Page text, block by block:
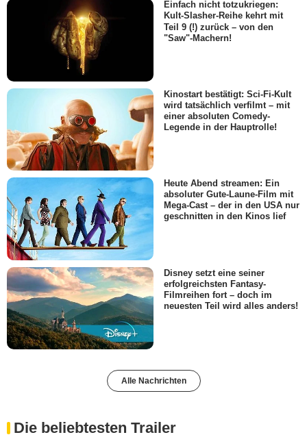
Einfach nicht totzukriegen:
Kult-Slasher-Reihe kehrt mit
Teil 9 (!) zurück – von den
"Saw"-Machern!
Kinostart bestätigt: Sci-Fi-Kult
wird tatsächlich verfilmt – mit
einer absoluten Comedy-
Legende in der Hauptrolle!
Heute Abend streamen: Ein
absoluter Gute-Laune-Film mit
Mega-Cast – der in den USA nur
geschnitten in den Kinos lief
Disney setzt eine seiner
erfolgreichsten Fantasy-
Filmreihen fort – doch im
neuesten Teil wird alles anders!
Alle Nachrichten
Die beliebtesten Trailer